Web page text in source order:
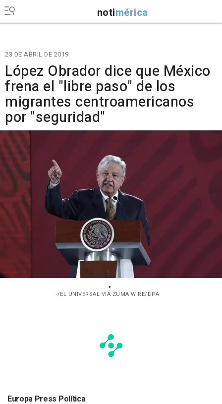
notimérica
23 DE ABRIL DE 2019
López Obrador dice que México
frena el "libre paso" de los
migrantes centroamericanos
por "seguridad"
-/EL UNIVERSAL VIA ZUMA WIRE/DPA
Europa Press Política